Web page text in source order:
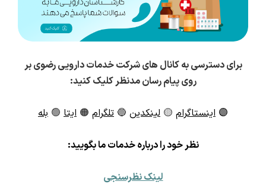
برای دسترسی به کانال های شرکت خدمات دارویی رضوی بر
روی پیام رسان مدنظر کلیک کنید:
🟣 اینستاگرام 🟡 لینکدین 🔵 تلگرام 🟠 ایتا 🟢 بله
نظر خود را درباره خدمات ما بگویید:
لینک نظرسنجی